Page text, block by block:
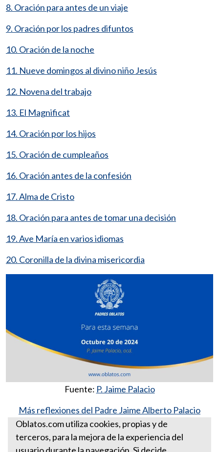
8. Oración para antes de un viaje
9. Oración por los padres difuntos
10. Oración de la noche
11. Nueve domingos al divino niño Jesús
12. Novena del trabajo
13. El Magnificat
14. Oración por los hijos
15. Oración de cumpleaños
16. Oración antes de la confesión
17. Alma de Cristo
18. Oración para antes de tomar una decisión
19. Ave María en varios idiomas
20. Coronilla de la divina misericordia
Fuente: P. Jaime Palacio
Más reflexiones del Padre Jaime Alberto Palacio
González, ocd
Para esta semana octubre 20
Oblatos.com utiliza cookies, propias y de
terceros, para la mejora de la experiencia del